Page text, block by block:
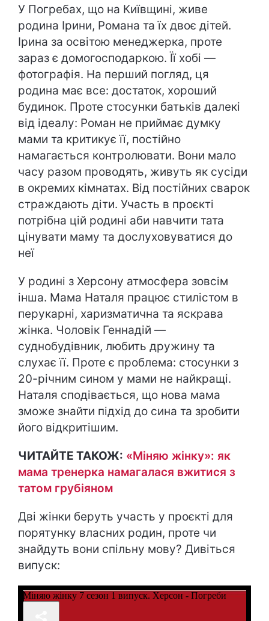
У Погребах, що на Київщині, живе
родина Ірини, Романа та їх двоє дітей.
Ірина за освітою менеджерка, проте
зараз є домогосподаркою. Її хобі —
фотографія. На перший погляд, ця
родина має все: достаток, хороший
будинок. Проте стосунки батьків далекі
від ідеалу: Роман не приймає думку
мами та критикує її, постійно
намагається контролювати. Вони мало
часу разом проводять, живуть як сусіди
в окремих кімнатах. Від постійних сварок
страждають діти. Участь в проєкті
потрібна цій родині аби навчити тата
цінувати маму та дослуховуватися до
неї
У родині з Херсону атмосфера зовсім
інша. Мама Наталя працює стилістом в
перукарні, харизматична та яскрава
жінка. Чоловік Геннадій —
суднобудівник, любить дружину та
слухає її. Проте є проблема: стосунки з
20-річним сином у мами не найкращі.
Наталя сподівається, що нова мама
зможе знайти підхід до сина та зробити
його відкритішим.
ЧИТАЙТЕ ТАКОЖ: «Міняю жінку»: як
мама тренерка намагалася вжитися з
татом грубіяном
Дві жінки беруть участь у проєкті для
порятунку власних родин, проте чи
знайдуть вони спільну мову? Дивіться
випуск: